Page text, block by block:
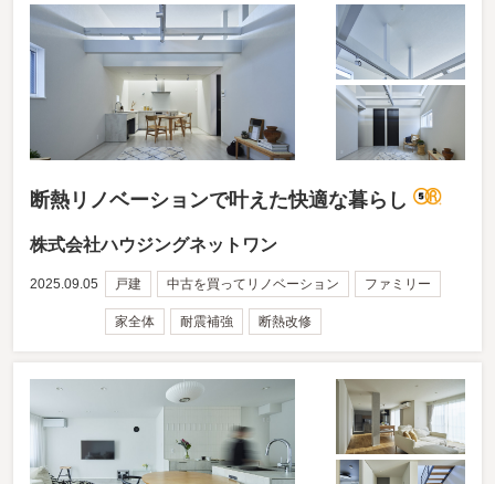
断熱リノベーションで叶えた快適な暮らし
株式会社ハウジングネットワン
2025.09.05 戸建 中古を買ってリノベーション ファミリー
家全体 耐震補強 断熱改修